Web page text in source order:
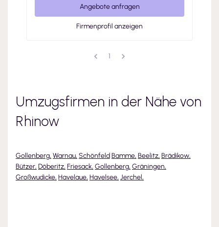
Angebote anfragen
Firmenprofil anzeigen
1
Umzugsfirmen in der Nähe von
Rhinow
Gollenberg, Warnau, SchönfeldBamme, Beelitz, Brädikow,
Bützer, Döberitz, Friesack, Gollenberg, Gräningen,
Großwudicke, Havelaue, Havelsee, Jerchel,